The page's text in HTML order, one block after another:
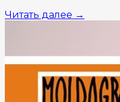
Читать далее →